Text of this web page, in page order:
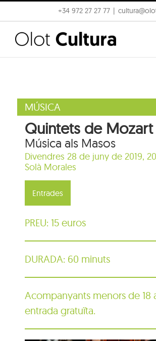
to
content
+34 972 27 27 77
MÚSICA
Quintets de Mozart
Música als Masos
Divendres 28 de juny de 2019,
Solà Morales
Entrades
PREU: 15 euros
DURADA: 60 minuts
Acompanyants menors de 18
entrada gratuïta.